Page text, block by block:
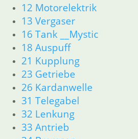
12 Motorelektrik
13 Vergaser
16 Tank __Mystic
18 Auspuff
21 Kupplung
23 Getriebe
26 Kardanwelle
31 Telegabel
32 Lenkung
33 Antrieb